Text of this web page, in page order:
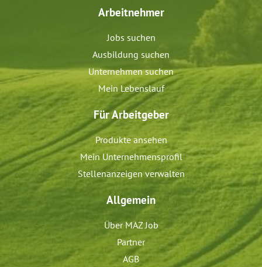
Arbeitnehmer
Jobs suchen
Ausbildung suchen
Unternehmen suchen
Mein Lebenslauf
Für Arbeitgeber
Produkte ansehen
Mein Unternehmensprofil
Stellenanzeigen verwalten
Allgemein
Über MAZ Job
Partner
AGB